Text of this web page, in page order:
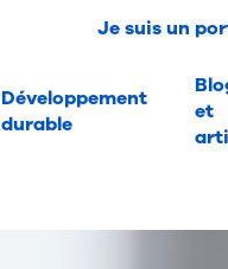
Je suis un
Développement
durable
et